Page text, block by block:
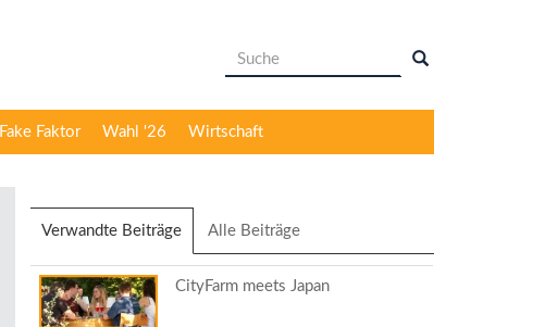
Suchformular
Fake Faktor Wahl '26 Wirtschaft
Verwandte Beiträge (aktiver
Reiter)
Alle Beiträge
CityFarm meets Japan